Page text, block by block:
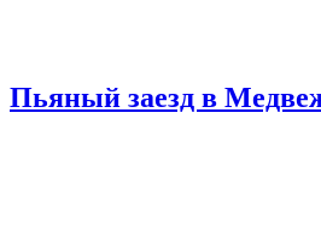
Пьяный заезд в